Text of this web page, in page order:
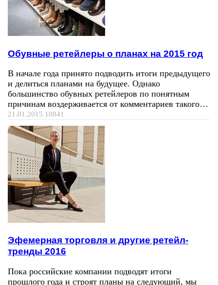
Обувные ретейлеры о планах на 2015 год
В начале года принято подводить итоги предыдущего
и делиться планами на будущее. Однако
большинство обувных ретейлеров по понятным
причинам воздерживается от комментариев такого…
21.01.2015 10841
Эфемерная торговля и другие ретейл-
тренды 2016
Пока российские компании подводят итоги
прошлого года и строят планы на следующий, мы